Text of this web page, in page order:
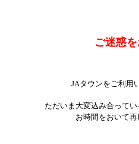
ご迷惑
JAタウンをご利用
ただいま大変込み合って
お時間をおいて